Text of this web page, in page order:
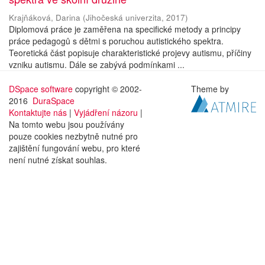
Krajňáková, Darina (Jihočeská univerzita, 2017)
Diplomová práce je zaměřena na specifické metody a principy
práce pedagogů s dětmi s poruchou autistického spektra.
Teoretická část popisuje charakteristické projevy autismu, příčiny
vzniku autismu. Dále se zabývá podmínkami ...
DSpace software copyright © 2002-
2016 DuraSpace
Kontaktujte nás | Vyjádření názoru |
Na tomto webu jsou používány
pouze cookies nezbytně nutné pro
zajištění fungování webu, pro které
není nutné získat souhlas.
Theme by